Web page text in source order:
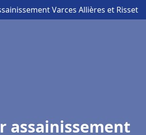
Varces Allières et Risset
assainissement